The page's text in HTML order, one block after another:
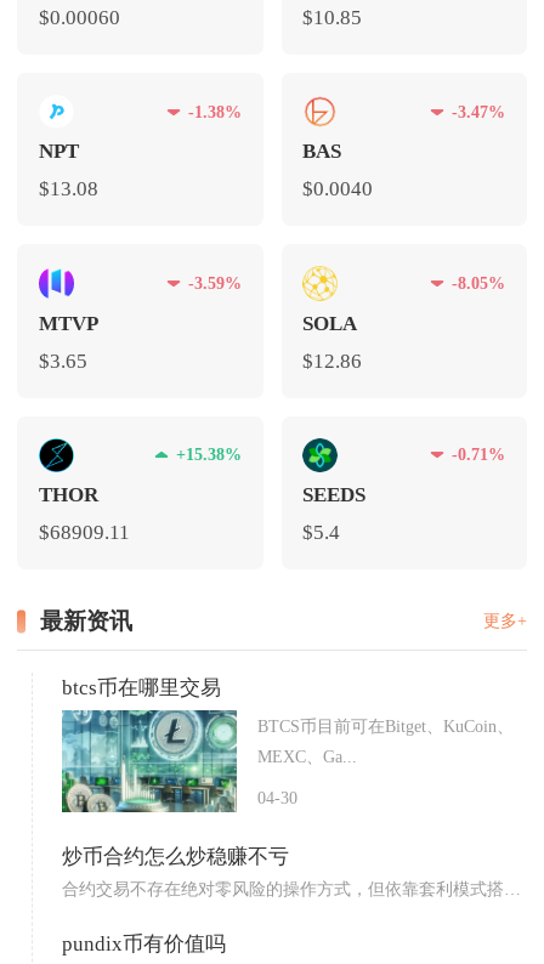
$0.00060
$10.85
-1.38%
NPT
$13.08
-3.47%
BAS
$0.0040
-3.59%
MTVP
$3.65
-8.05%
SOLA
$12.86
+15.38%
THOR
$68909.11
-0.71%
SEEDS
$5.4
最新资讯 更多+
btcs币在哪里交易
BTCS币目前可在Bitget、KuCoin、
MEXC、Ga...
04-30
炒币合约怎么炒稳赚不亏
合约交易不存在绝对零风险的操作方式，但依靠套利模式搭配
pundix币有价值吗